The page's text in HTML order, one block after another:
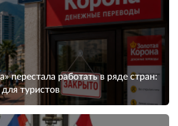
перестала работать в ряде стран:
туристов